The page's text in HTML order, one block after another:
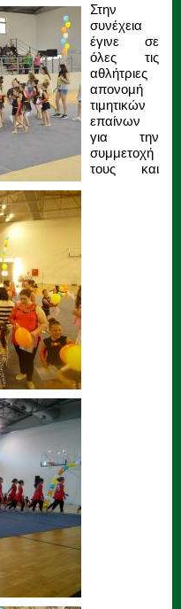
Στην
συνέχεια
έγινε σε
όλες τις
αθλήτριες
απονομή
τιμητικών
επαίνων
για την
συμμετοχή
τους και